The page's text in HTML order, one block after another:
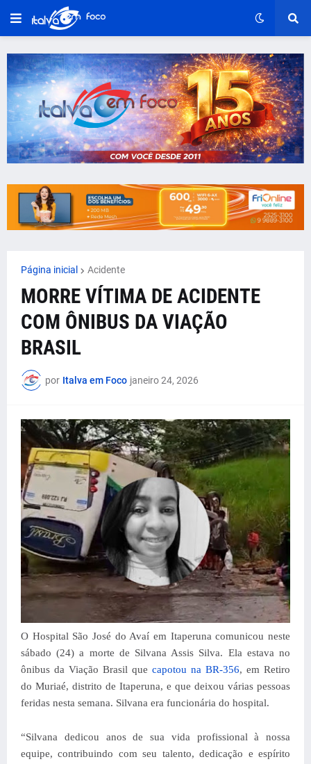
Página inicial Acidente
MORRE VÍTIMA DE ACIDENTE
COM ÔNIBUS DA VIAÇÃO
BRASIL
por Italva em Foco janeiro 24, 2026
O Hospital São José do Avaí em Itaperuna comunicou neste
sábado (24) a morte de Silvana Assis Silva. Ela estava no
ônibus da Viação Brasil que capotou na BR-356, em Retiro
do Muriaé, distrito de Itaperuna, e que deixou várias pessoas
feridas nesta semana. Silvana era funcionária do hospital.
“Silvana dedicou anos de sua vida profissional à nossa
equipe, contribuindo com seu talento, dedicação e espírito